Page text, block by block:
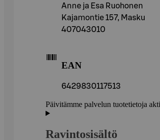
Anne ja Esa Ruohonen
Kajamontie 157, Masku
407043010
EAN
6429830117513
Päivitämme palvelun tuotetietoja
Ravintosisältö